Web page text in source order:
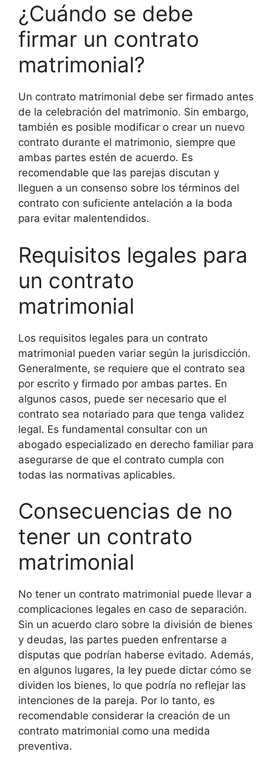
¿Cuándo se debe
firmar un contrato
matrimonial?
Un contrato matrimonial debe ser firmado antes
de la celebración del matrimonio. Sin embargo,
también es posible modificar o crear un nuevo
contrato durante el matrimonio, siempre que
ambas partes estén de acuerdo. Es
recomendable que las parejas discutan y
lleguen a un consenso sobre los términos del
contrato con suficiente antelación a la boda
para evitar malentendidos.
Requisitos legales para
un contrato
matrimonial
Los requisitos legales para un contrato
matrimonial pueden variar según la jurisdicción.
Generalmente, se requiere que el contrato sea
por escrito y firmado por ambas partes. En
algunos casos, puede ser necesario que el
contrato sea notariado para que tenga validez
legal. Es fundamental consultar con un
abogado especializado en derecho familiar para
asegurarse de que el contrato cumpla con
todas las normativas aplicables.
Consecuencias de no
tener un contrato
matrimonial
No tener un contrato matrimonial puede llevar a
complicaciones legales en caso de separación.
Sin un acuerdo claro sobre la división de bienes
y deudas, las partes pueden enfrentarse a
disputas que podrían haberse evitado. Además,
en algunos lugares, la ley puede dictar cómo se
dividen los bienes, lo que podría no reflejar las
intenciones de la pareja. Por lo tanto, es
recomendable considerar la creación de un
contrato matrimonial como una medida
preventiva.